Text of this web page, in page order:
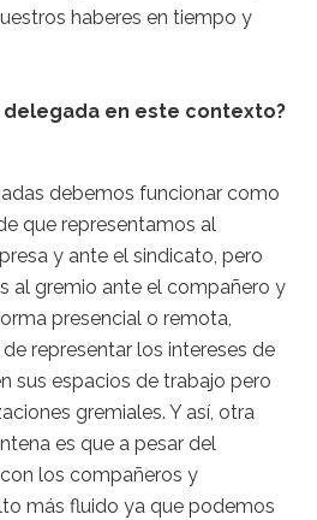
haberes en tiempo y
delegada en este contexto?
debemos funcionar como
que representamos al
y ante el sindicato, pero
al gremio ante el compañero y
presencial o remota,
representar los intereses de
sus espacios de trabajo pero
gremiales. Y así, otra
es que a pesar del
los compañeros y
más fluido ya que podemos